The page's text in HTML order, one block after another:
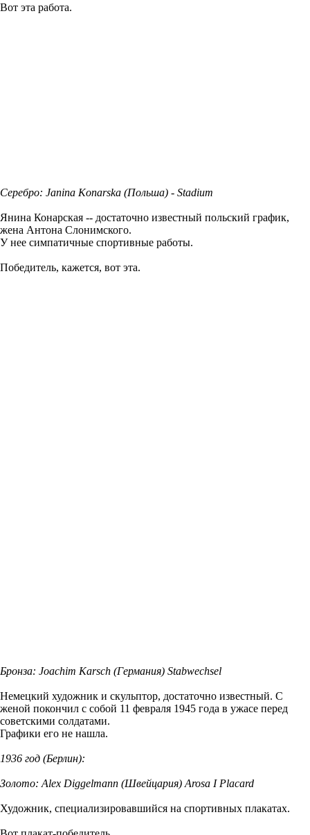
Вот эта работа.
Серебро: Janina Konarska (Польша) - Stadium
Янина Конарская -- достаточно известный польский график,
жена Антона Слонимского.
У нее симпатичные спортивные работы.
Победитель, кажется, вот эта.
Бронза: Joachim Karsch (Германия) Stabwechsel
Немецкий художник и скульптор, достаточно известный. С
женой покончил с собой 11 февраля 1945 года в ужасе перед
советскими солдатами.
Графики его не нашла.
1936 год (Берлин):
Золото: Alex Diggelmann (Швейцария) Arosa I Placard
Художник, специализировавшийся на спортивных плакатах.